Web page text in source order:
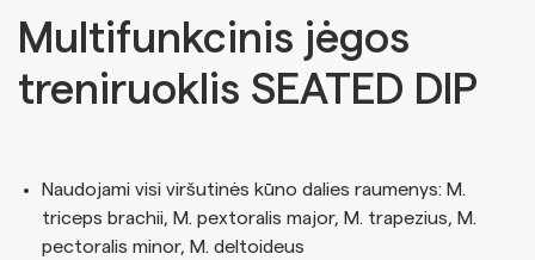
Multifunkcinis jėgos
treniruoklis SEATED DIP
Naudojami visi viršutinės kūno dalies raumenys: M.
triceps brachii, M. pextoralis major, M. trapezius, M.
pectoralis minor, M. deltoideus